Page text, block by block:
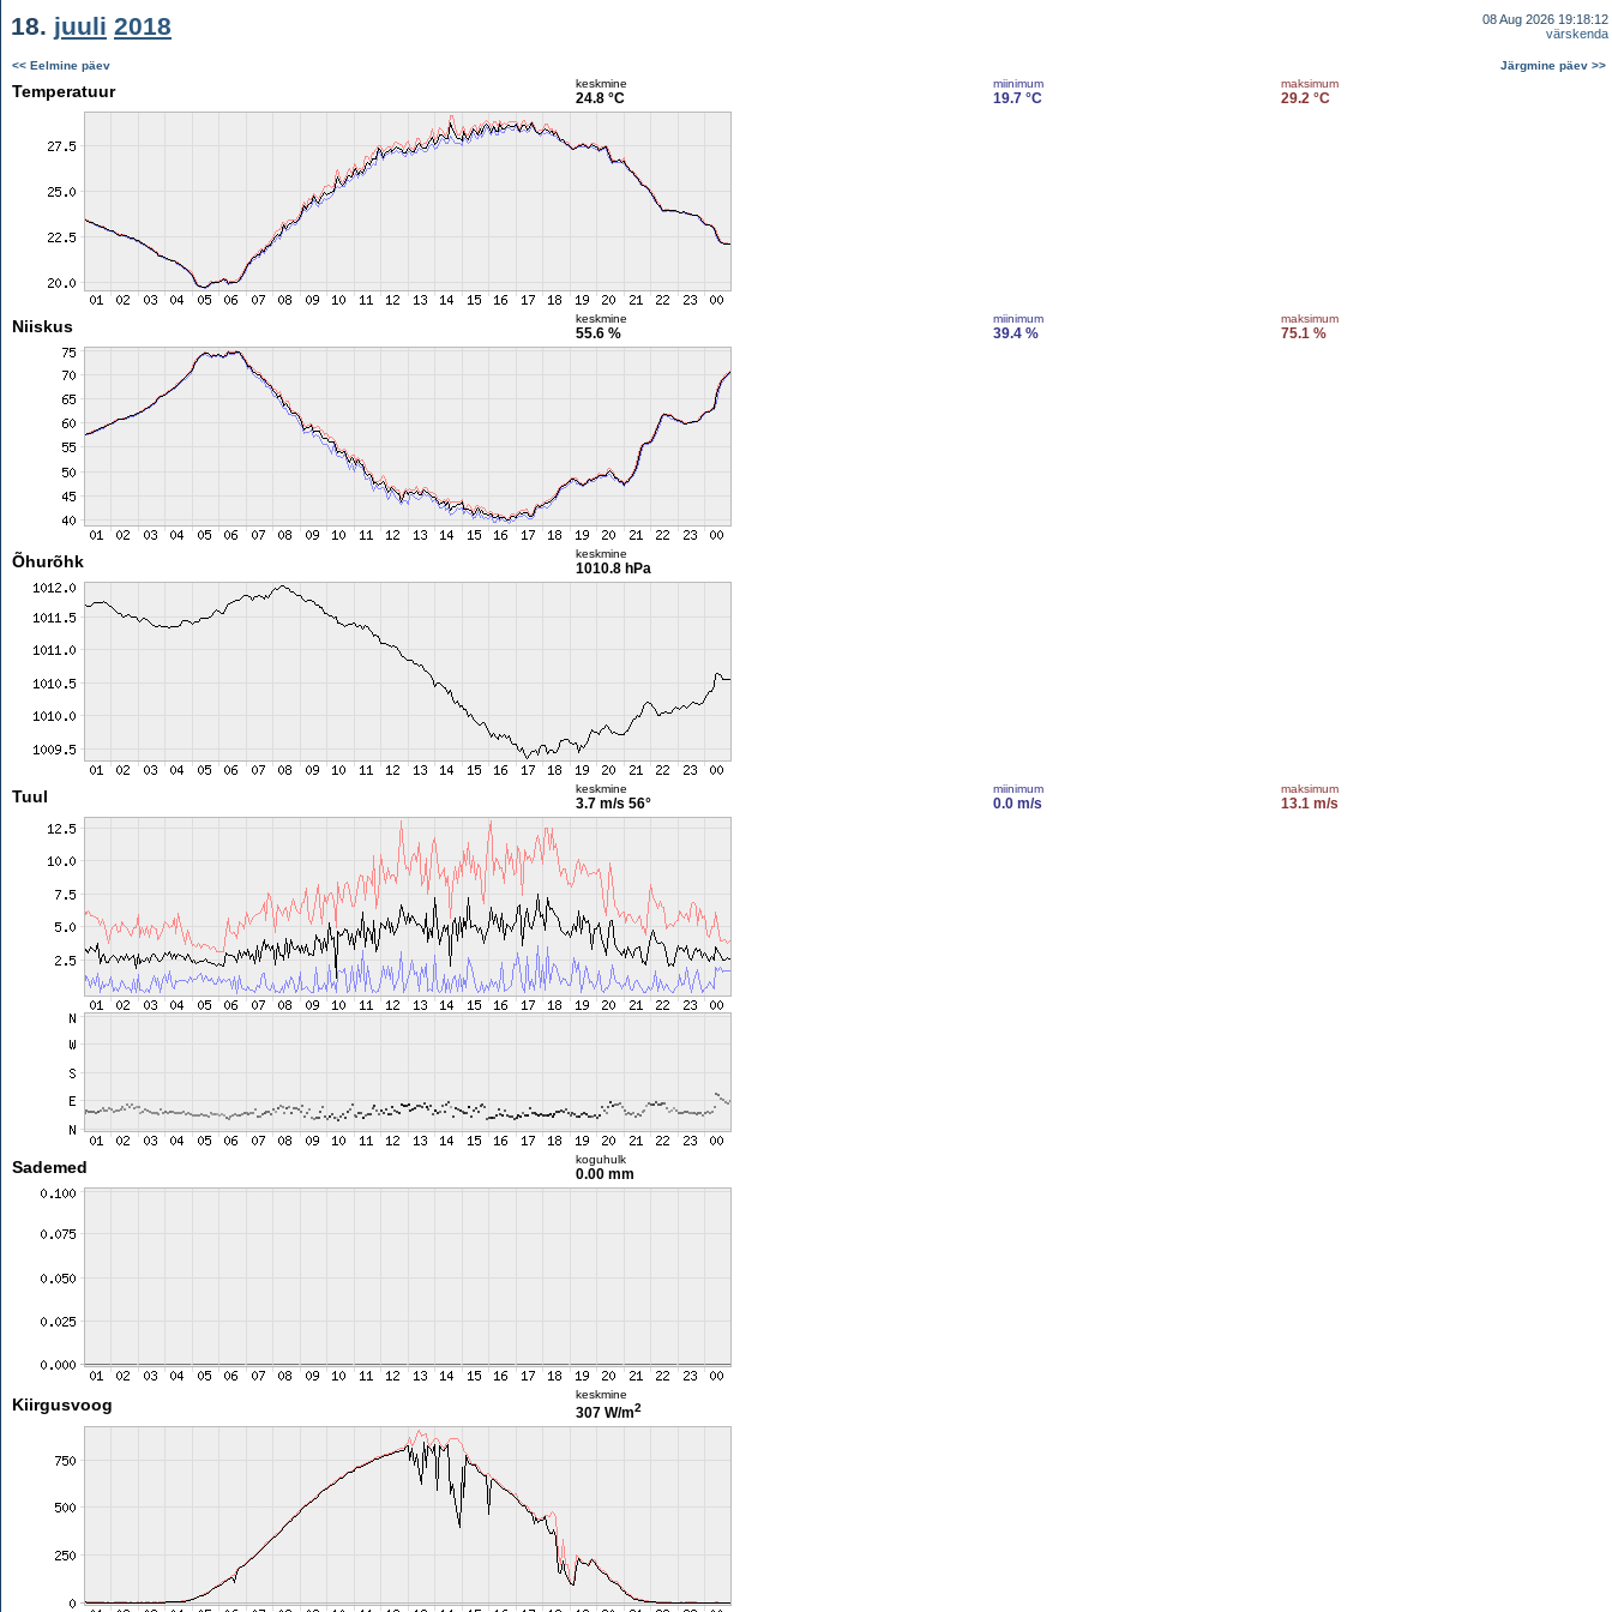
18. juuli 2018
08 Aug 2026 19:18:12
värskenda
<< Eelmine päev Järgmine päev >>
Temperatuur keskmine
24.8 °C
miinimum
19.7 °C
maksimum
29.2 °C
Niiskus keskmine
55.6 %
miinimum
39.4 %
maksimum
75.1 %
Õhurõhk keskmine
1010.8 hPa
Tuul keskmine
3.7 m/s 56°
miinimum
0.0 m/s
maksimum
13.1 m/s
Sademed koguhulk
0.00 mm
Kiirgusvoog
keskmine
307 W/m2